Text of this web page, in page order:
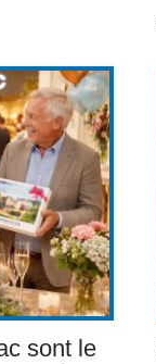
sont le